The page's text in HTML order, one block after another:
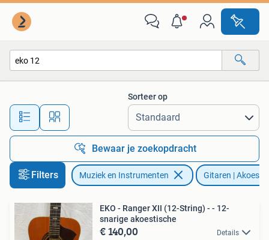
Alle afstanden…
Sorteer op
Bewaar je zoekopdracht
Filters Muziek en Instrumenten Gitaren |
EKO - Ranger XII (12-String) - - 12-
snarige akoestische
€ 140,00 Details